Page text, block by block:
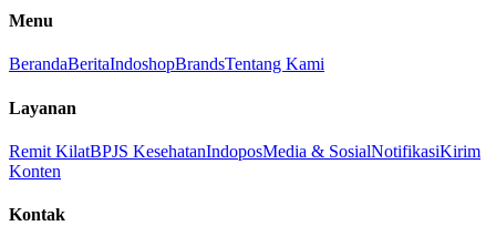
Menu
BerandaBeritaIndoshopBrandsTentang Kami
Layanan
Remit KilatBPJS KesehatanIndoposMedia & SosialNotifikasiKirim
Konten
Kontak